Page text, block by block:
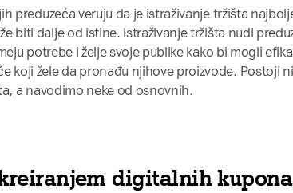
preduzeća veruju da je istraživanje tržišta
biti dalje od istine. Istraživanje tržišta nudi
potrebe i želje svoje publike kako bi mogli
koji žele da pronađu njihove proizvode. Postoji
a navodimo neke od osnovnih.
digitalnih kupona